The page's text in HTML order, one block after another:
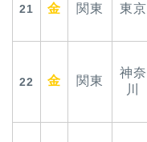
21 金 関東 東京
22 金 関東
神奈
川